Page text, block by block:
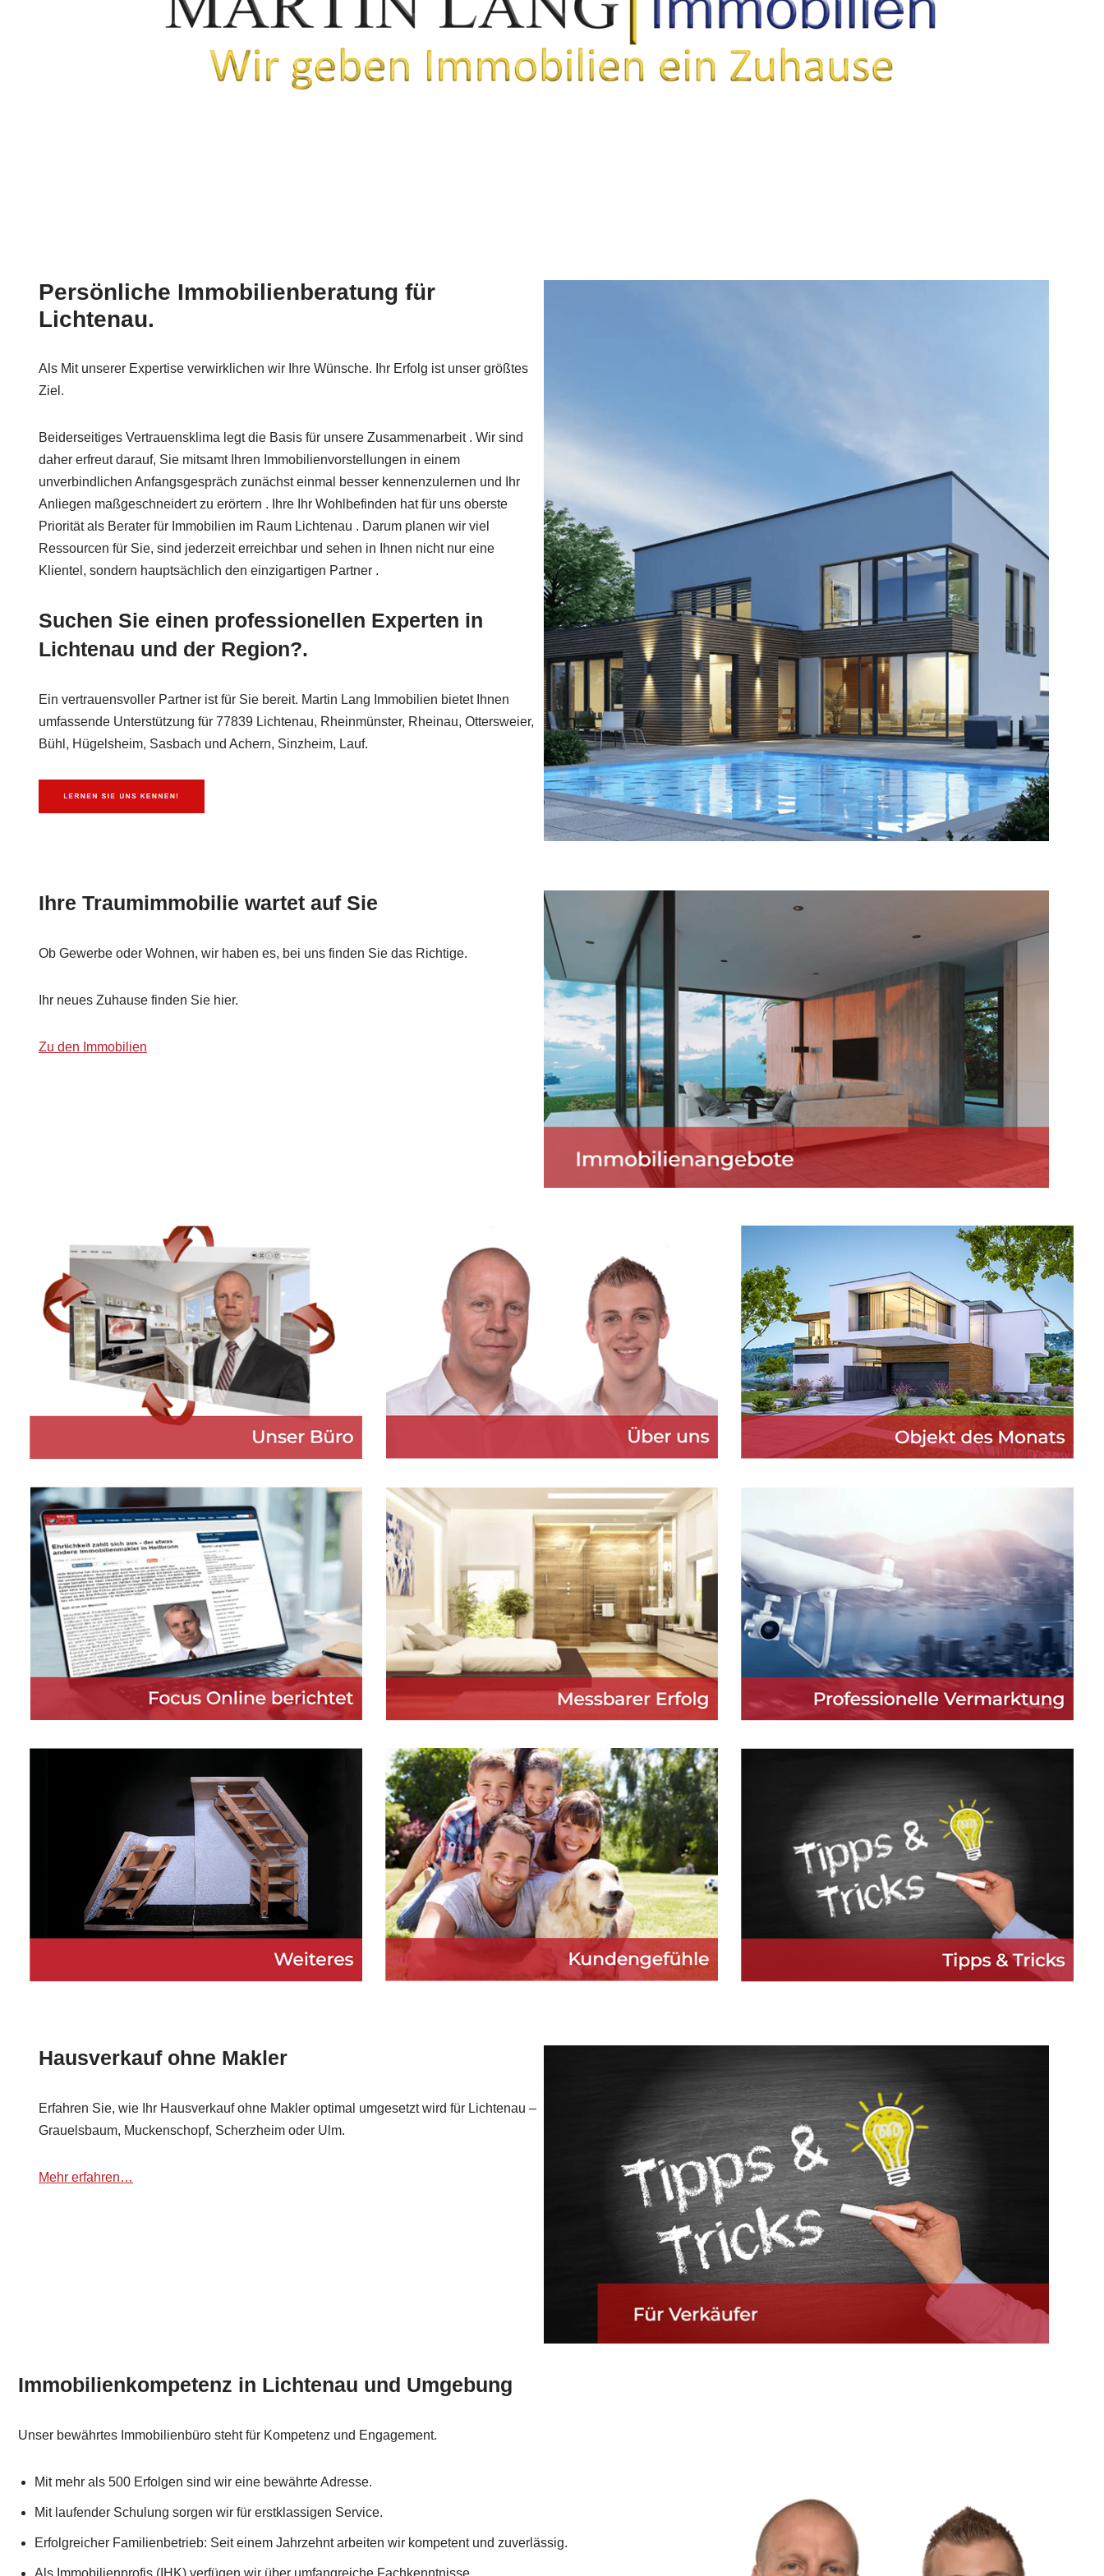
Persönliche Immobilienberatung für
Lichtenau.
Als Mit unserer Expertise verwirklichen wir Ihre Wünsche. Ihr Erfolg ist unser größtes
Ziel.
Beiderseitiges Vertrauensklima legt die Basis für unsere Zusammenarbeit . Wir sind
daher erfreut darauf, Sie mitsamt Ihren Immobilienvorstellungen in einem
unverbindlichen Anfangsgespräch zunächst einmal besser kennenzulernen und Ihr
Anliegen maßgeschneidert zu erörtern . Ihre Ihr Wohlbefinden hat für uns oberste
Priorität als Berater für Immobilien im Raum Lichtenau . Darum planen wir viel
Ressourcen für Sie, sind jederzeit erreichbar und sehen in Ihnen nicht nur eine
Klientel, sondern hauptsächlich den einzigartigen Partner .
Suchen Sie einen professionellen Experten in
Lichtenau und der Region?.
Ein vertrauensvoller Partner ist für Sie bereit. Martin Lang Immobilien bietet Ihnen
umfassende Unterstützung für 77839 Lichtenau, Rheinmünster, Rheinau, Ottersweier,
Bühl, Hügelsheim, Sasbach und Achern, Sinzheim, Lauf.
Ihre Traumimmobilie wartet auf Sie
Ob Gewerbe oder Wohnen, wir haben es, bei uns finden Sie das Richtige.
Ihr neues Zuhause finden Sie hier.
Zu den Immobilien
Hausverkauf ohne Makler
Erfahren Sie, wie Ihr Hausverkauf ohne Makler optimal umgesetzt wird für Lichtenau –
Grauelsbaum, Muckenschopf, Scherzheim oder Ulm.
Mehr erfahren…
Immobilienkompetenz in Lichtenau und Umgebung
Unser bewährtes Immobilienbüro steht für Kompetenz und Engagement.
Mit mehr als 500 Erfolgen sind wir eine bewährte Adresse.
Mit laufender Schulung sorgen wir für erstklassigen Service.
Erfolgreicher Familienbetrieb: Seit einem Jahrzehnt arbeiten wir kompetent und zuverlässig.
Als Immobilienprofis (IHK) verfügen wir über umfangreiche Fachkenntnisse.